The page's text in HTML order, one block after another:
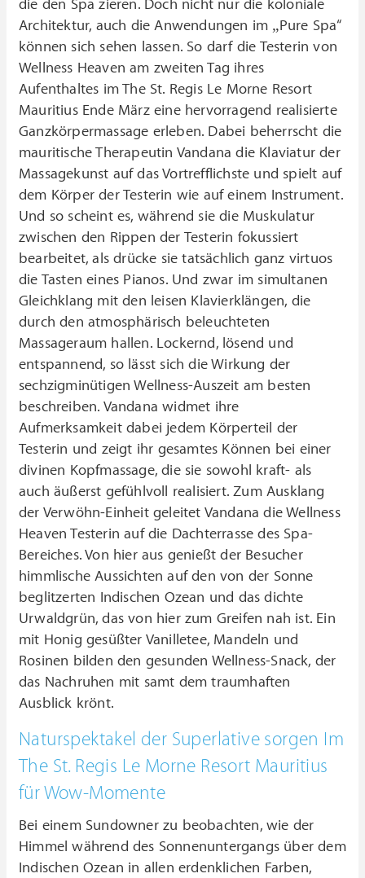
die den Spa zieren. Doch nicht nur die koloniale
Architektur, auch die Anwendungen im „Pure Spa“
können sich sehen lassen. So darf die Testerin von
Wellness Heaven am zweiten Tag ihres
Aufenthaltes im The St. Regis Le Morne Resort
Mauritius Ende März eine hervorragend realisierte
Ganzkörpermassage erleben. Dabei beherrscht die
mauritische Therapeutin Vandana die Klaviatur der
Massagekunst auf das Vortrefflichste und spielt auf
dem Körper der Testerin wie auf einem Instrument.
Und so scheint es, während sie die Muskulatur
zwischen den Rippen der Testerin fokussiert
bearbeitet, als drücke sie tatsächlich ganz virtuos
die Tasten eines Pianos. Und zwar im simultanen
Gleichklang mit den leisen Klavierklängen, die
durch den atmosphärisch beleuchteten
Massageraum hallen. Lockernd, lösend und
entspannend, so lässt sich die Wirkung der
sechzigminütigen Wellness-Auszeit am besten
beschreiben. Vandana widmet ihre
Aufmerksamkeit dabei jedem Körperteil der
Testerin und zeigt ihr gesamtes Können bei einer
divinen Kopfmassage, die sie sowohl kraft- als
auch äußerst gefühlvoll realisiert. Zum Ausklang
der Verwöhn-Einheit geleitet Vandana die Wellness
Heaven Testerin auf die Dachterrasse des Spa-
Bereiches. Von hier aus genießt der Besucher
himmlische Aussichten auf den von der Sonne
beglitzerten Indischen Ozean und das dichte
Urwaldgrün, das von hier zum Greifen nah ist. Ein
mit Honig gesüßter Vanilletee, Mandeln und
Rosinen bilden den gesunden Wellness-Snack, der
das Nachruhen mit samt dem traumhaften
Ausblick krönt.
Naturspektakel der Superlative sorgen Im
The St. Regis Le Morne Resort Mauritius
für Wow-Momente
Bei einem Sundowner zu beobachten, wie der
Himmel während des Sonnenuntergangs über dem
Indischen Ozean in allen erdenklichen Farben,